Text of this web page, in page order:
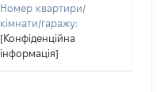
Номер квартири/
кімнати/гаражу:
[Конфіденційна
інформація]